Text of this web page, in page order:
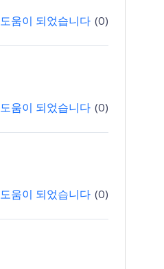
도움이 되었습니다 (0)
도움이 되었습니다 (0)
도움이 되었습니다 (0)